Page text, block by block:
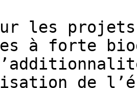
les projets
à forte
de